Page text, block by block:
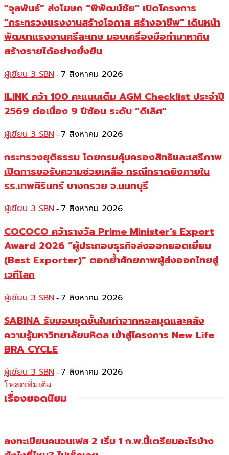
“จุลพันธ์” ส่งโฆษก “พิพัฒน์ชัย” เปิดโครงการ
“กระทรวงแรงงานสร้างโอกาส สร้างอาชีพ” เดินหน้า
พัฒนาแรงงานศรีสะเกษ มอบเครื่องมือทำมาหากิน
สร้างรายได้อย่างยั่งยืน
ผู้เขียน 3 SBN - 7 สิงหาคม 2026
ILINK คว้า 100 คะแนนเต็ม AGM Checklist ประจำปี
2569 ต่อเนื่อง 9 ปีซ้อน ระดับ “ดีเลิศ”
ผู้เขียน 3 SBN - 7 สิงหาคม 2026
กระทรวงยุติธรรม โดยกรมคุ้มครองสิทธิและเสรีภาพ
เปิดการขอรับความช่วยเหลือ กรณีกราดยิงภายใน
รร.เทพศิรินทร์ บางกรวย จ.นนทบุรี
ผู้เขียน 3 SBN - 7 สิงหาคม 2026
COCOCO คว้ารางวัล Prime Minister’s Export
Award 2026 “ผู้ประกอบธุรกิจส่งออกยอดเยี่ยม
(Best Exporter)” ตอกย้ำศักยภาพผู้ส่งออกไทยสู่
เวทีโลก
ผู้เขียน 3 SBN - 7 สิงหาคม 2026
SABINA รับมอบชุดชั้นในเก่าจากหอสมุดและคลัง
ความรู้มหาวิทยาลัยมหิดล เข้าสู่โครงการ New Life
BRA CYCLE
ผู้เขียน 3 SBN - 7 สิงหาคม 2026
โหลดเพิ่มเติม
เรื่องยอดนิยม
ลงทะเบียนคนจนเฟส 2 เริ่ม 1 ก.พ.นี้เตรียมอะไรบ้าง